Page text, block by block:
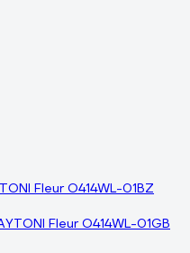
Fleur O414WL-01BZ